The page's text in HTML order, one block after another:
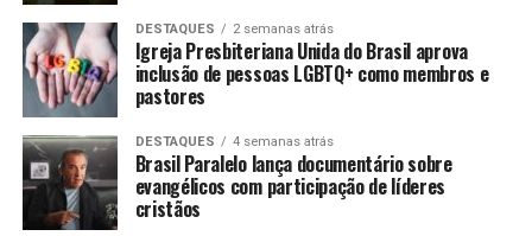
DESTAQUES 2 semanas atrás
Igreja Presbiteriana Unida do Brasil aprova
inclusão de pessoas LGBTQ+ como membros e
pastores
DESTAQUES 4 semanas atrás
Brasil Paralelo lança documentário sobre
evangélicos com participação de líderes
cristãos